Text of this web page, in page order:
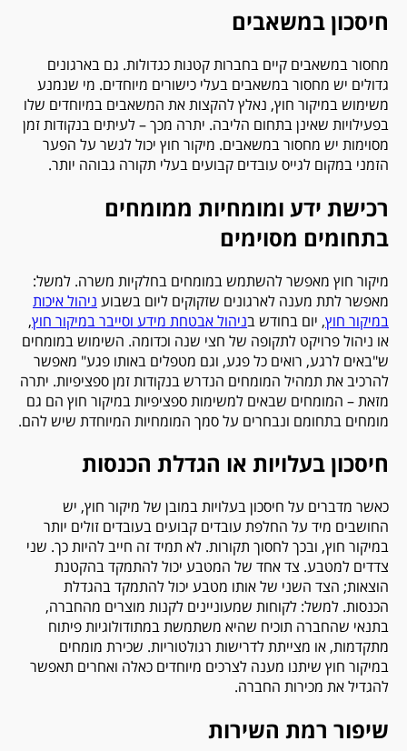
חיסכון במשאבים
מחסור במשאבים קיים בחברות קטנות כגדולות. גם בארגונים
גדולים יש מחסור במשאבים בעלי כישורים מיוחדים. מי שנמנע
משימוש במיקור חוץ, נאלץ להקצות את המשאבים במיוחדים שלו
בפעילויות שאינן בתחום הליבה. יתרה מכך – לעיתים בנקודות זמן
מסוימות יש מחסור במשאבים. מיקור חוץ יכול לגשר על הפער
הזמני במקום לגייס עובדים קבועים בעלי תקורה גבוהה יותר.
רכישת ידע ומומחיות ממומחים
בתחומים מסוימים
מיקור חוץ מאפשר להשתמש במומחים בחלקיות משרה. למשל:
מאפשר לתת מענה לארגונים שזקוקים ליום בשבוע ניהול איכות
במיקור חוץ, יום בחודש בניהול אבטחת מידע וסייבר במיקור חוץ,
או ניהול פרויקט לתקופה של חצי שנה וכדומה. השימוש במומחים
ש"באים לרגע, רואים כל פגע, וגם מטפלים באותו פגע" מאפשר
להרכיב את תמהיל המומחים הנדרש בנקודות זמן ספציפיות. יתרה
מזאת – המומחים שבאים למשימות ספציפיות במיקור חוץ הם גם
מומחים בתחומם ונבחרים על סמך המומחיות המיוחדת שיש להם.
חיסכון בעלויות או הגדלת הכנסות
כאשר מדברים על חיסכון בעלויות במובן של מיקור חוץ, יש
החושבים מיד על החלפת עובדים קבועים בעובדים זולים יותר
במיקור חוץ, ובכך לחסוך תקורות. לא תמיד זה חייב להיות כך. שני
צדדים למטבע. צד אחד של המטבע יכול להתמקד בהקטנת
הוצאות; הצד השני של אותו מטבע יכול להתמקד בהגדלת
הכנסות. למשל: לקוחות שמעוניינים לקנות מוצרים מהחברה,
בתנאי שהחברה תוכיח שהיא משתמשת במתודולוגיות פיתוח
מתקדמות, או מצייתת לדרישות רגולטוריות. שכירת מומחים
במיקור חוץ שיתנו מענה לצרכים מיוחדים כאלה ואחרים תאפשר
להגדיל את מכירות החברה.
שיפור רמת השירות